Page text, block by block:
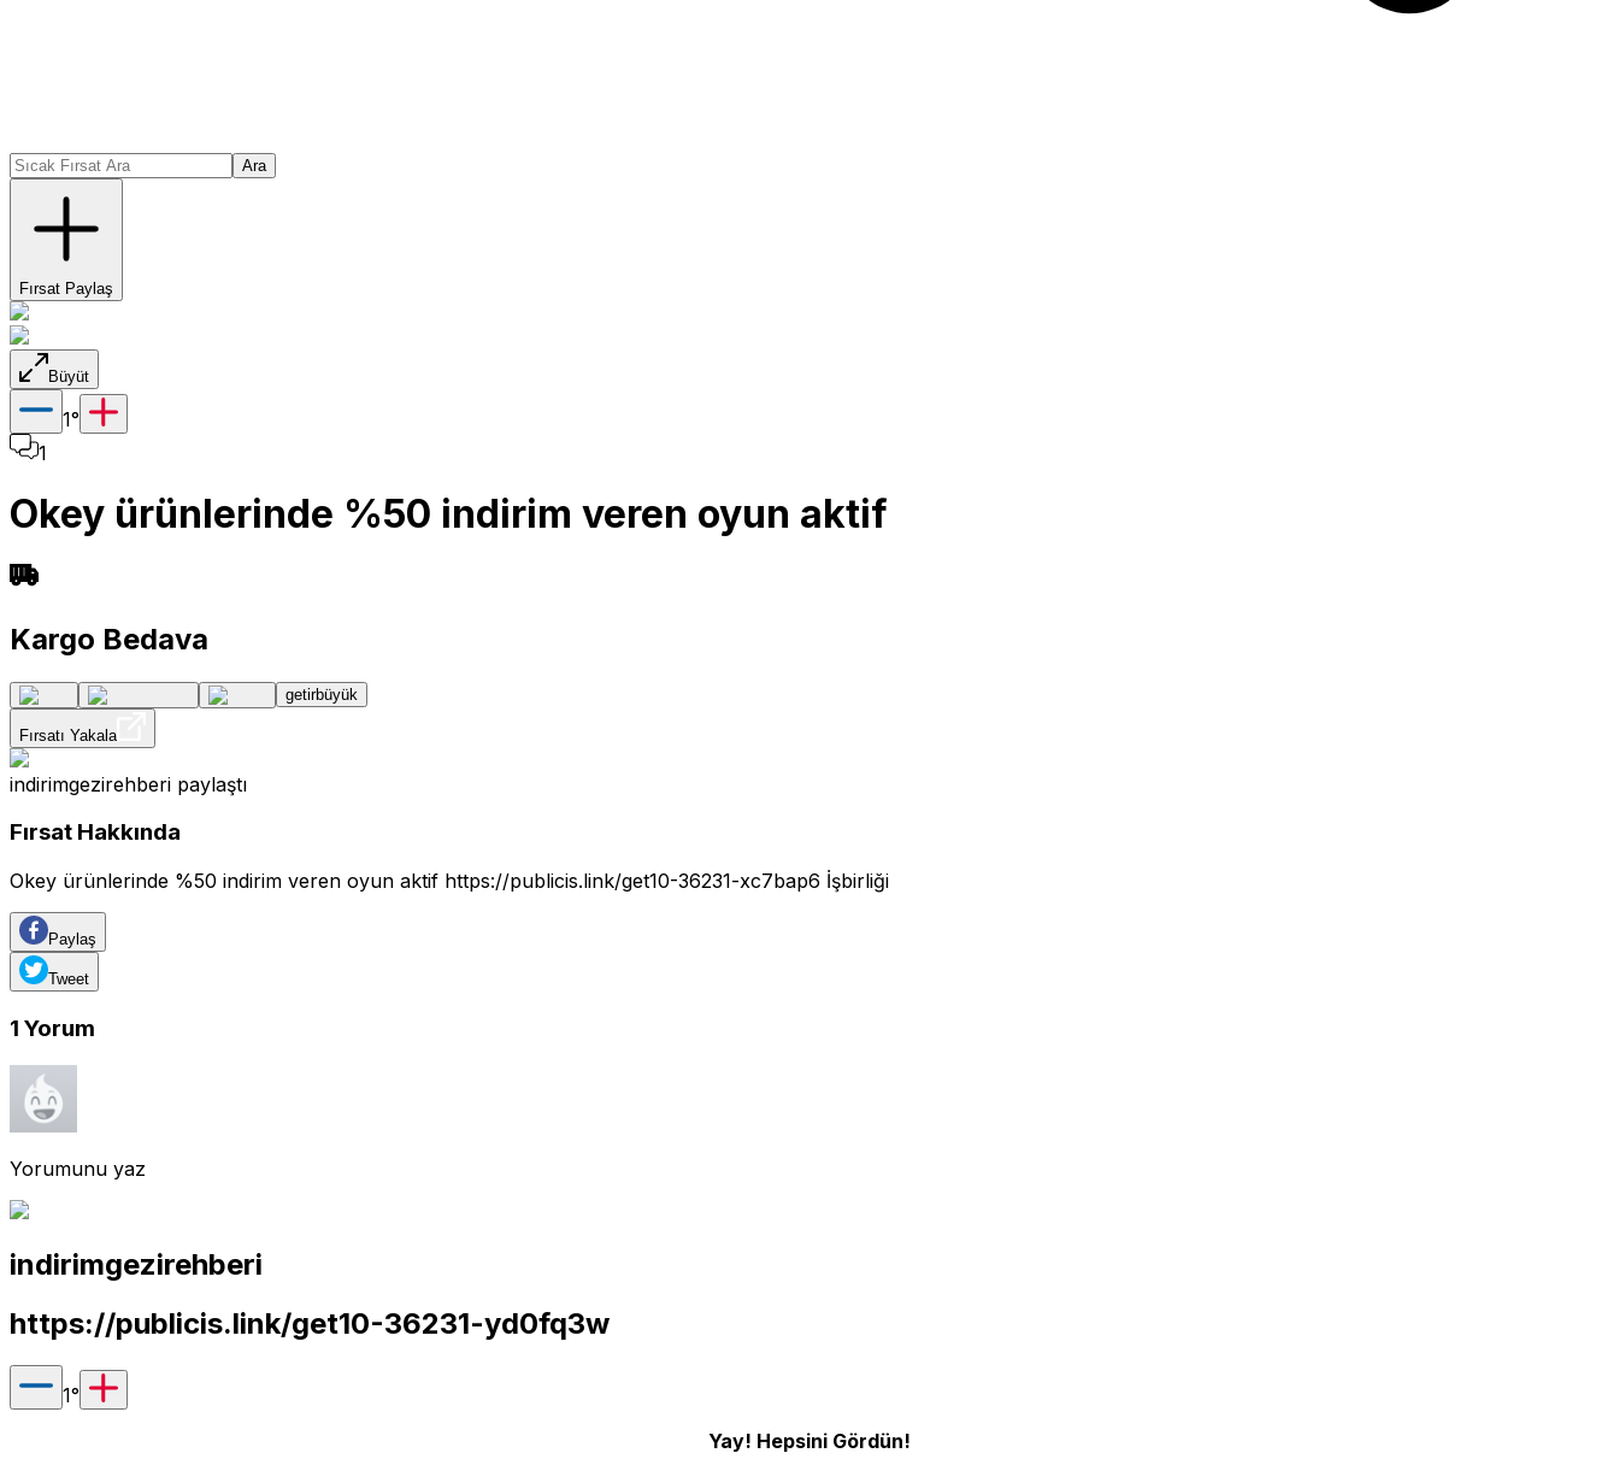
Ara
Fırsat Paylaş
Büyüt
1°
1
Okey ürünlerinde %50 indirim veren oyun aktif
Kargo Bedava
getirbüyük
Fırsatı Yakala
indirimgezirehberi paylaştı
Fırsat Hakkında
Okey ürünlerinde %50 indirim veren oyun aktif https://publicis.link/get10-36231-xc7bap6 İşbirliği
Paylaş
Tweet
1 Yorum
Yorumunu yaz
indirimgezirehberi
https://publicis.link/get10-36231-yd0fq3w
1°
Yay! Hepsini Gördün!